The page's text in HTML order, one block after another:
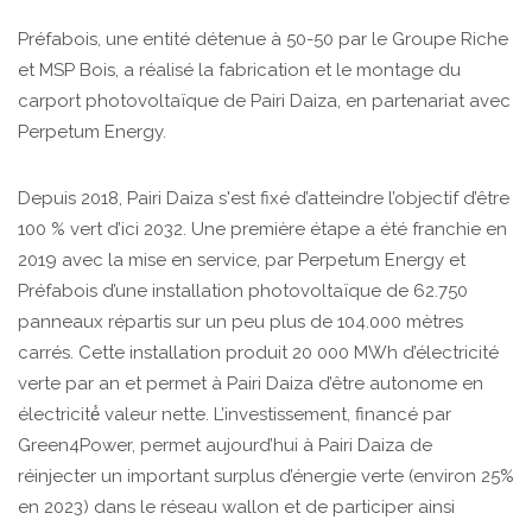
Préfabois, une entité détenue à 50-50 par le Groupe Riche
et MSP Bois, a réalisé la fabrication et le montage du
carport photovoltaïque de Pairi Daiza, en partenariat avec
Perpetum Energy.
Depuis 2018, Pairi Daiza s'est fixé d’atteindre l’objectif d’être
100 % vert d’ici 2032. Une première étape a été franchie en
2019 avec la mise en service, par Perpetum Energy et
Préfabois d’une installation photovoltaïque de 62.750
panneaux répartis sur un peu plus de 104.000 mètres
carrés. Cette installation produit 20 000 MWh d’électricité
verte par an et permet à Pairi Daiza d’être autonome en
électricité́ valeur nette. L’investissement, financé par
Green4Power, permet aujourd’hui à Pairi Daiza de
réinjecter un important surplus d’énergie verte (environ 25%
en 2023) dans le réseau wallon et de participer ainsi